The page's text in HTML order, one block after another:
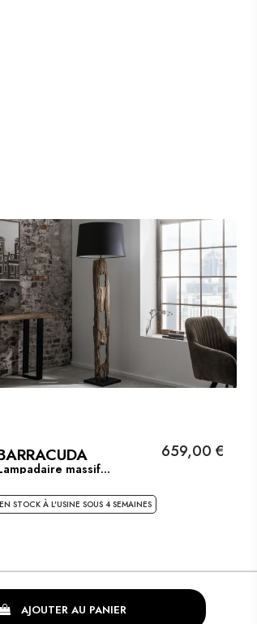
massif...
659,00 €
STOCK À L'USINE SOUS 4 SEMAINES
AJOUTER AU PANIER